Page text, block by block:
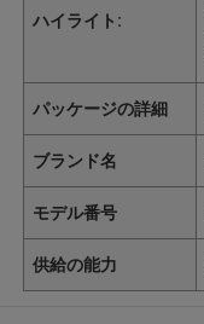
ハイライト:
パッケージの詳細
ブランド名
モデル番号
供給の能力